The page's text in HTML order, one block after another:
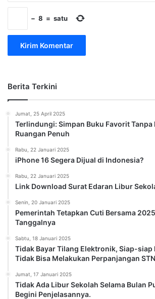
− 8 = satu
Berita Terkini
Jumat, 25 April 2025
Terlindungi: Simpan Buku Favorit Tanpa
Ruangan Penuh
Rabu, 22 Januari 2025
iPhone 16 Segera Dijual di Indonesia?
Rabu, 22 Januari 2025
Link Download Surat Edaran Libur
Senin, 20 Januari 2025
Pemerintah Tetapkan Cuti Bersama
Tanggalnya
Sabtu, 18 Januari 2025
Tidak Bayar Tilang Elektronik, Siap-siap
Tidak Bisa Melakukan Perpanjangan
Jumat, 17 Januari 2025
Tidak Ada Libur Sekolah Selama Bulan
Begini Penjelasannya.